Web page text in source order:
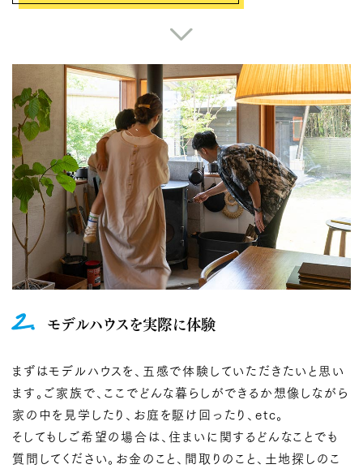
2. モデルハウスを実際に体験
まずはモデルハウスを、五感で体験していただきたいと思い
ます。ご家族で、ここでどんな暮らしができるか想像しながら
家の中を見学したり、お庭を駆け回ったり、etc。
そしてもしご希望の場合は、住まいに関するどんなことでも
質問してください。お金のこと、間取りのこと、土地探しのこ